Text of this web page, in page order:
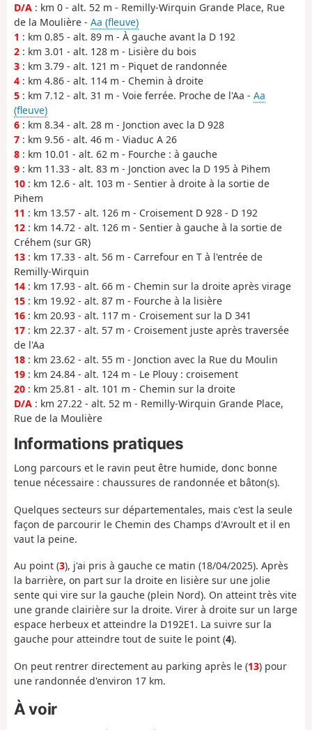
D/A : km 0 - alt. 52 m - Remilly-Wirquin Grande Place, Rue
de la Moulière - Aa (fleuve)
1 : km 0.85 - alt. 89 m - À gauche avant la D 192
2 : km 3.01 - alt. 128 m - Lisière du bois
3 : km 3.79 - alt. 121 m - Piquet de randonnée
4 : km 4.86 - alt. 114 m - Chemin à droite
5 : km 7.12 - alt. 31 m - Voie ferrée. Proche de l'Aa - Aa
(fleuve)
6 : km 8.34 - alt. 28 m - Jonction avec la D 928
7 : km 9.56 - alt. 46 m - Viaduc A 26
8 : km 10.01 - alt. 62 m - Fourche : à gauche
9 : km 11.33 - alt. 83 m - Jonction avec la D 195 à Pihem
10 : km 12.6 - alt. 103 m - Sentier à droite à la sortie de
Pihem
11 : km 13.57 - alt. 126 m - Croisement D 928 - D 192
12 : km 14.72 - alt. 126 m - Sentier à gauche à la sortie de
Créhem (sur GR)
13 : km 17.33 - alt. 56 m - Carrefour en T à l'entrée de
Remilly-Wirquin
14 : km 17.93 - alt. 66 m - Chemin sur la droite après virage
15 : km 19.92 - alt. 87 m - Fourche à la lisière
16 : km 20.93 - alt. 117 m - Croisement sur la D 341
17 : km 22.37 - alt. 57 m - Croisement juste après traversée
de l'Aa
18 : km 23.62 - alt. 55 m - Jonction avec la Rue du Moulin
19 : km 24.84 - alt. 124 m - Le Plouy : croisement
20 : km 25.81 - alt. 101 m - Chemin sur la droite
D/A : km 27.22 - alt. 52 m - Remilly-Wirquin Grande Place,
Rue de la Moulière
Informations pratiques
Long parcours et le ravin peut être humide, donc bonne
tenue nécessaire : chaussures de randonnée et bâton(s).
Quelques secteurs sur départementales, mais c'est la seule
façon de parcourir le Chemin des Champs d'Avroult et il en
vaut la peine.
Au point (3), j'ai pris à gauche ce matin (18/04/2025). Après
la barrière, on part sur la droite en lisière sur une jolie
sente qui vire sur la gauche (plein Nord). On atteint très vite
une grande clairière sur la droite. Virer à droite sur un large
espace herbeux et atteindre la D192E1. La suivre sur la
gauche pour atteindre tout de suite le point (4).
On peut rentrer directement au parking après le (13) pour
une randonnée d'environ 17 km.
À voir